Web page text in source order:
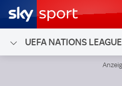
UEFA NATIONS LEAGUE